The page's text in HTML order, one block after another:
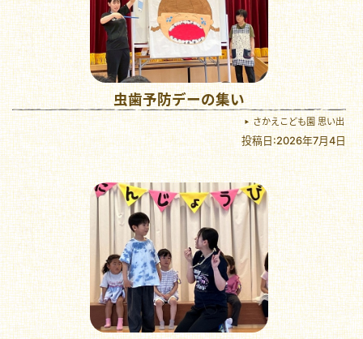
虫歯予防デーの集い
さかえこども園 思い出
投稿日:2026年7月4日